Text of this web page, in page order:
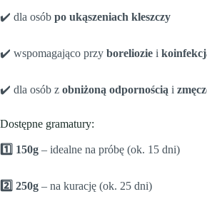
✔️ dla osób po ukąszeniach kleszczy
✔️ wspomagająco przy boreliozie i
✔️ dla osób z obniżoną odpornością i
Dostępne gramatury:
1️⃣ 150g – idealne na próbę (ok. 15 dni)
2️⃣ 250g – na kurację (ok. 25 dni)